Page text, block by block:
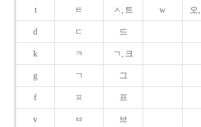
t ㅌ ㅅ, 트 w 오
d ㄷ 드
k ㅋ ㄱ, 크
g ㄱ 그
f ㅍ 프
v ㅂ 브